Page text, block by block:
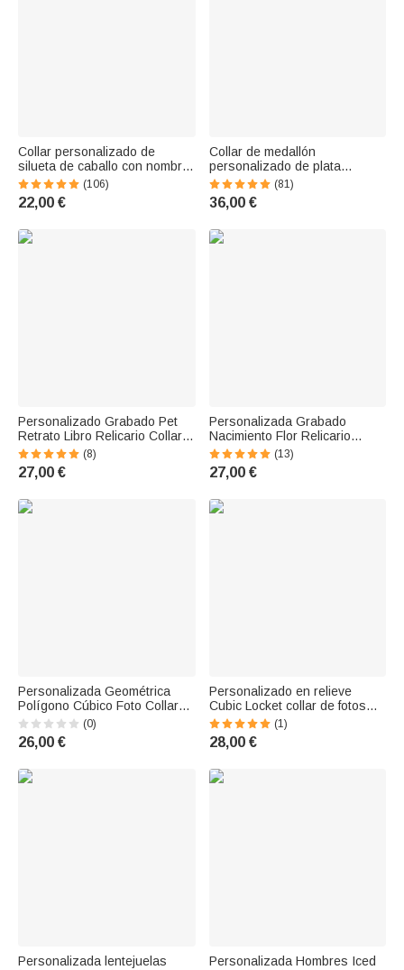
Collar personalizado de
silueta de caballo con nombre
Collar conmemorativo de
animales Joyas de caballo
Regalo de cumpleaños para
(106)
22,00 €
Collar de medallón
personalizado de plata
esterlina con foto en forma de
corazón y texto grabado
regalo de cumpleaños y
(81)
36,00 €
Personalizado Grabado Pet
Retrato Libro Relicario Collar
con Foto Nombre Regalo de
cumpleaños para el amante
del animal doméstico
(8)
27,00 €
Personalizada Grabado
Nacimiento Flor Relicario
Collar con Foto y Inicial Día de
la Madre Cumpleaños Regalo
para Mujeres
(13)
27,00 €
Personalizada Geométrica
Polígono Cúbico Foto Collar
Cumpleaños Día de la Madre
Memorial regalo para ella
(0)
26,00 €
Personalizado en relieve
Cubic Locket collar de fotos
adornado con circón
Cumpleaños Día de la Madre
de regalo para ella
(1)
28,00 €
Personalizada lentejuelas
Personalizada Hombres Iced